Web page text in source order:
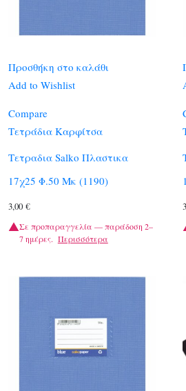
Προσθήκη στο καλάθι
Add to Wishlist
Compare
Τετράδια Καρφίτσα
Τετραδια Salko Πλαστικα
17χ25 Φ.50 Μκ (1190)
3,00 €
Σε προπαραγγελία — παράδοση 2–
7 ημέρες. Περισσότερα